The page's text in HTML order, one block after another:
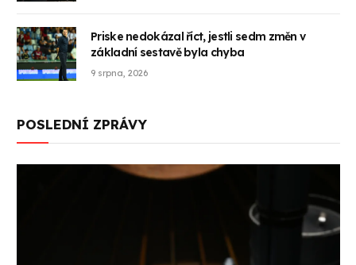
Priske nedokázal říct, jestli sedm změn v
základní sestavě byla chyba
9 srpna, 2026
POSLEDNÍ ZPRÁVY